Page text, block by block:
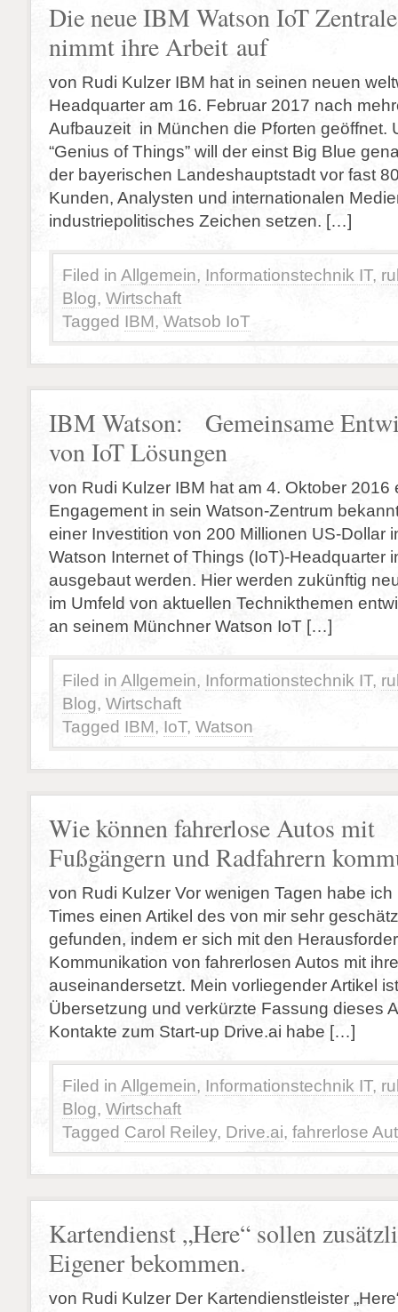
Die neue IBM Watson IoT Zentrale
nimmt ihre Arbeit auf
von Rudi Kulzer IBM hat in seinen neuen
Headquarter am 16. Februar 2017 nach
Aufbauzeit in München die Pforten geöffnet.
“Genius of Things” will der einst Big Blue
der bayerischen Landeshauptstadt vor fast
Kunden, Analysten und internationalen
industriepolitisches Zeichen setzen. […]
Filed in Allgemein, Informationstechnik IT,
Blog, Wirtschaft
Tagged IBM, Watsob IoT
IBM Watson: Gemeinsame
von IoT Lösungen
von Rudi Kulzer IBM hat am 4. Oktober 2016
Engagement in sein Watson-Zentrum
einer Investition von 200 Millionen US-Dollar
Watson Internet of Things (IoT)-Headquarter
ausgebaut werden. Hier werden zukünftig
im Umfeld von aktuellen Technikthemen
an seinem Münchner Watson IoT […]
Filed in Allgemein, Informationstechnik IT,
Blog, Wirtschaft
Tagged IBM, IoT, Watson
Wie können fahrerlose Autos mit
Fußgängern und Radfahrern
von Rudi Kulzer Vor wenigen Tagen habe ich
Times einen Artikel des von mir sehr
gefunden, indem er sich mit den
Kommunikation von fahrerlosen Autos mit
auseinandersetzt. Mein vorliegender Artikel
Übersetzung und verkürzte Fassung dieses
Kontakte zum Start-up Drive.ai habe […]
Filed in Allgemein, Informationstechnik IT,
Blog, Wirtschaft
Tagged Carol Reiley, Drive.ai, fahrerlose
Kartendienst „Here“ sollen
Eigener bekommen.
von Rudi Kulzer Der Kartendienstleister